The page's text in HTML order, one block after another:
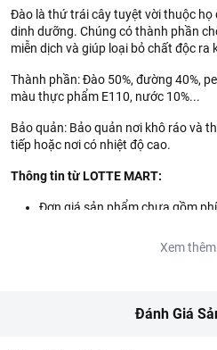
Đào là thứ trái cây tuyệt vời thuộc
dinh dưỡng. Chúng có thành phần
miễn dịch và giúp loại bỏ chất độc ra
Thành phần: Đào 50%, đường 40%,
màu thực phẩm E110, nước 10%...
Bảo quản: Bảo quản nơi khô ráo và
tiếp hoặc nơi có nhiệt độ cao.
Thông tin từ LOTTE MART:
Đơn giá sản phẩm chưa gồm
https://www.lottemart.vn/vi-
Xem thêm
Đánh Giá